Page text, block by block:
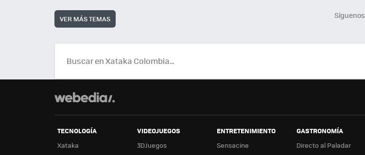
Síguenos
VER MÁS TEMAS
TECNOLOGÍA
Xataka
VIDEOJUEGOS
3DJuegos
ENTRETENIMIENTO
Sensacine
GASTRONOMÍA
Directo al Paladar